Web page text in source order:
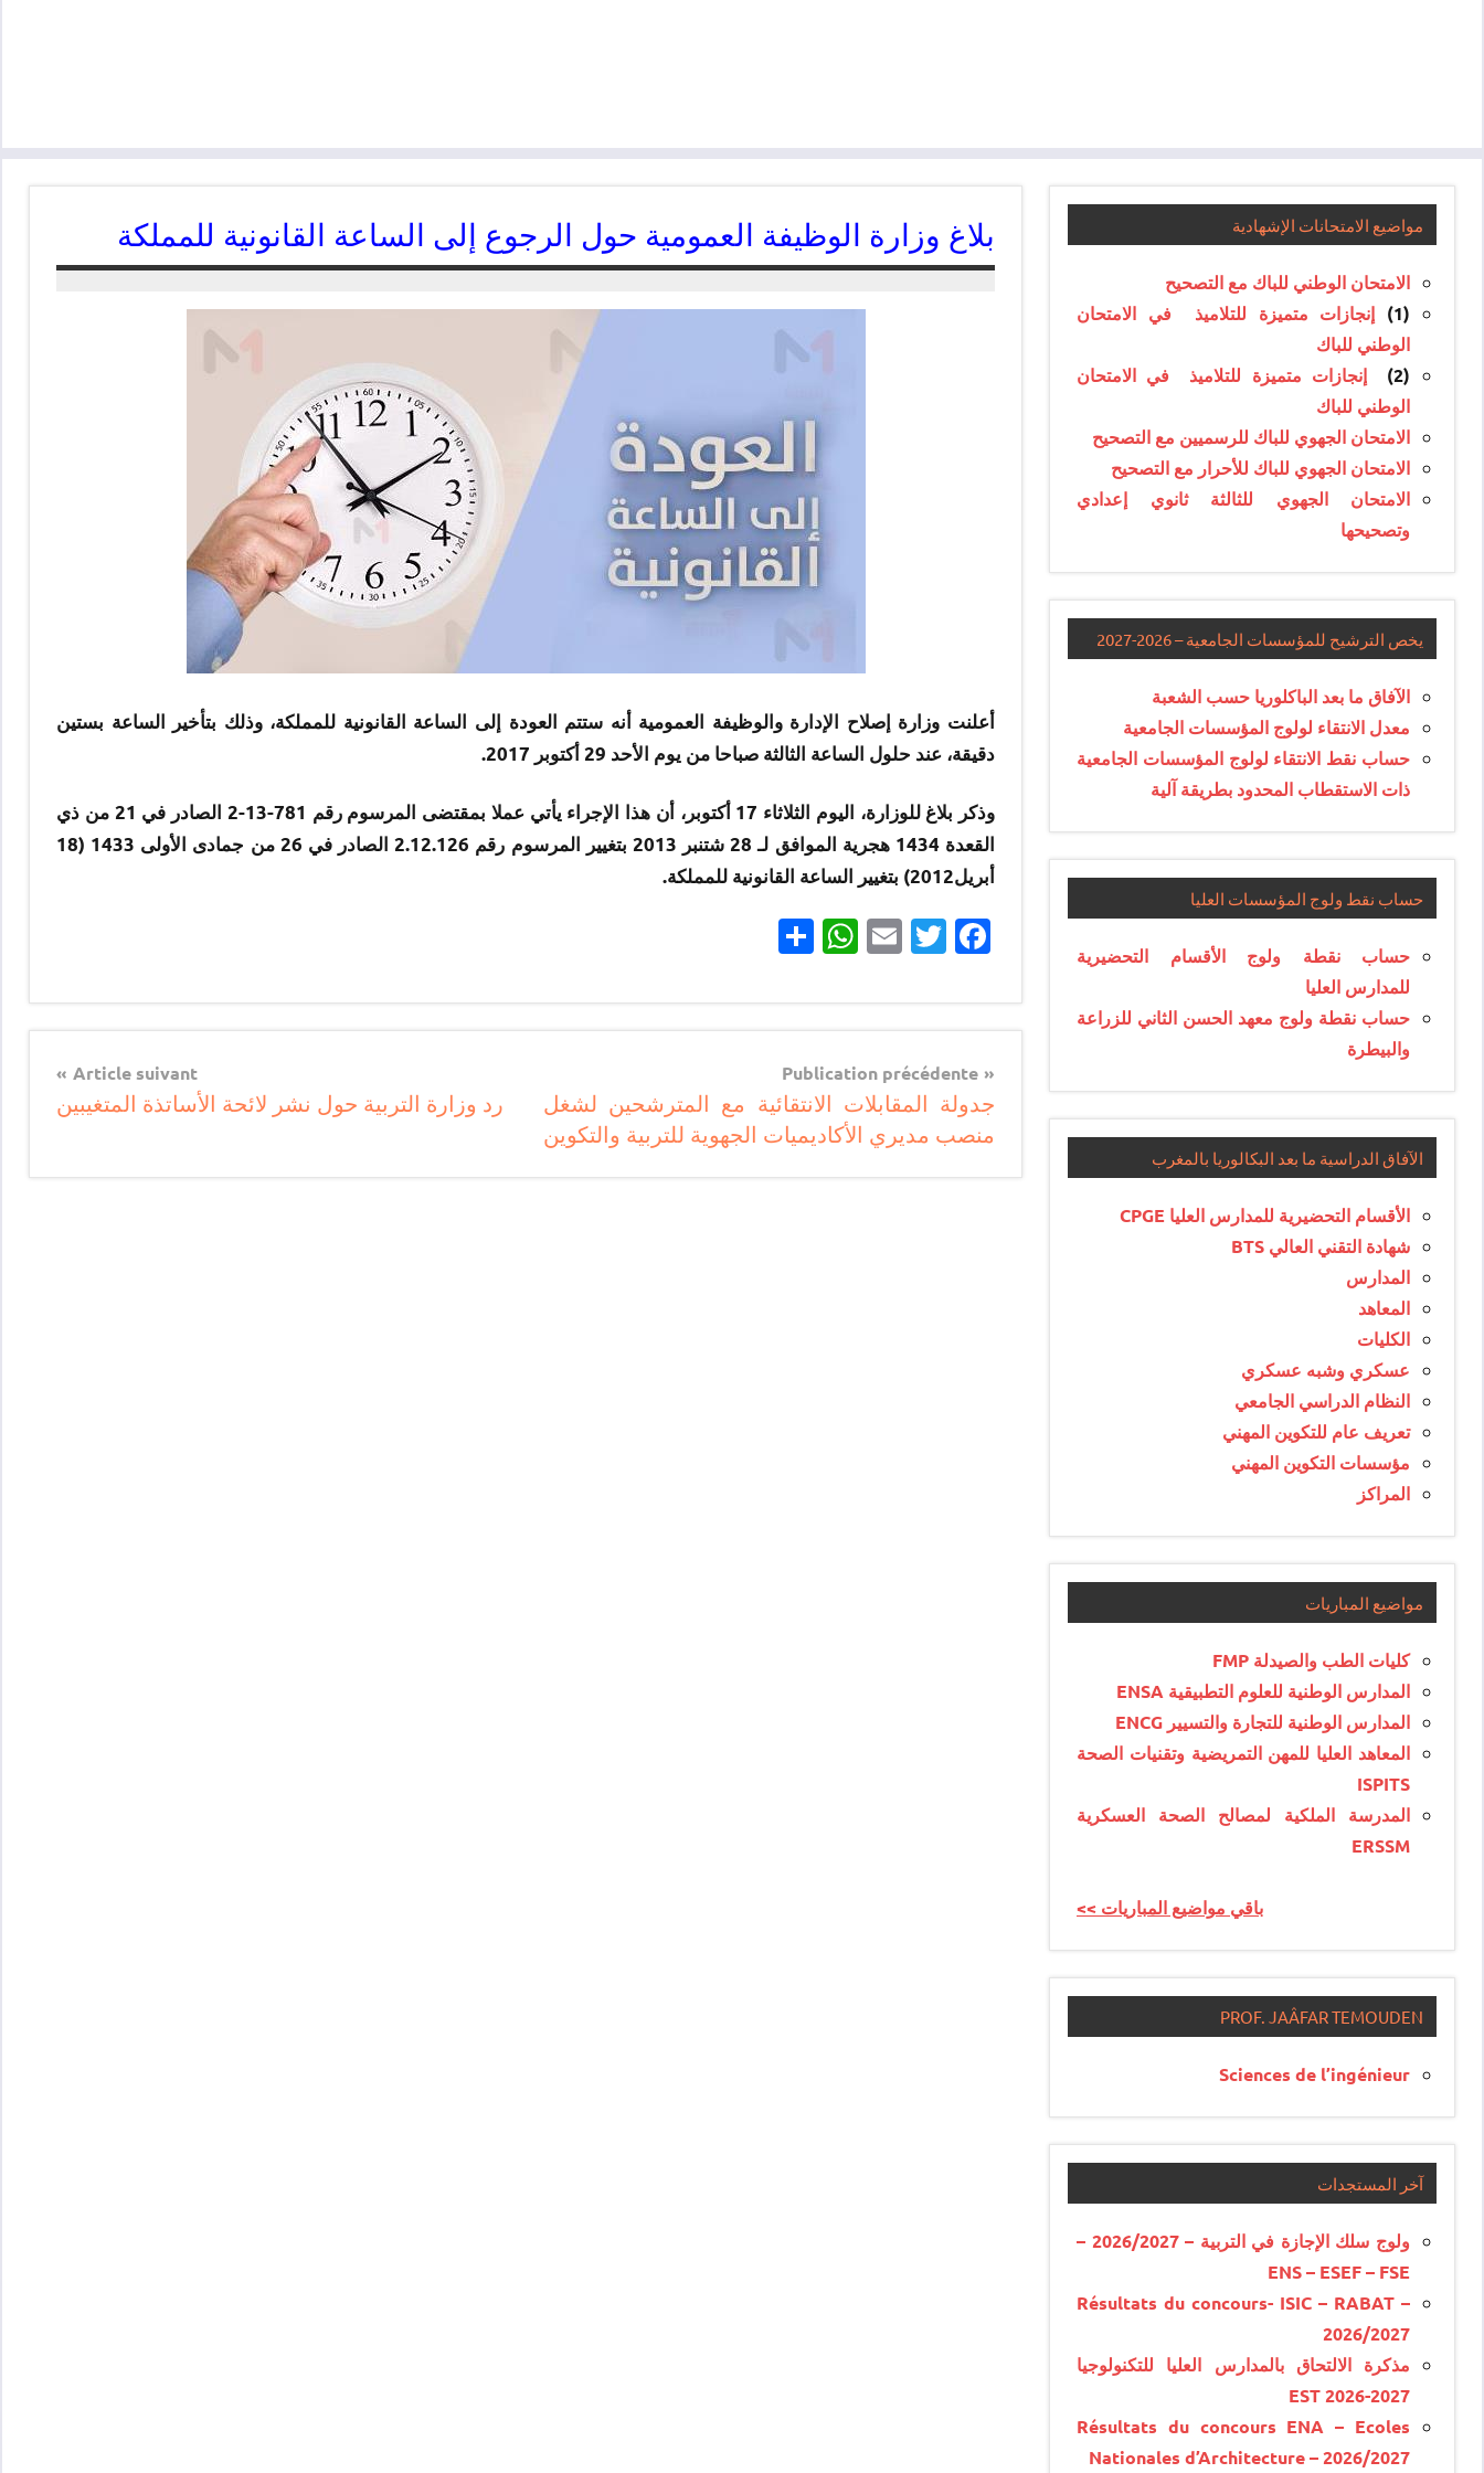
بلاغ وزارة الوظيفة العمومية حول الرجوع إلى الساعة القانونية للمملكة
أعلنت وزارة إصلاح الإدارة والوظيفة العمومية أنه ستتم العودة إلى الساعة القانونية للمملكة، وذلك بتأخير الساعة بستين
دقيقة، عند حلول الساعة الثالثة صباحا من يوم الأحد 29 أكتوبر 2017.
وذكر بلاغ للوزارة، اليوم الثلاثاء 17 أكتوبر، أن هذا الإجراء يأتي عملا بمقتضى المرسوم رقم 781-13-2 الصادر في 21 من ذي
القعدة 1434 هجرية الموافق لـ 28 شتنبر 2013 بتغيير المرسوم رقم 2.12.126 الصادر في 26 من جمادى الأولى 1433 (18
أبريل2012) بتغيير الساعة القانونية للمملكة.
Facebook
Twitter
Email
WhatsApp
Navigation
de
l’article
Publication précédente
جدولة المقابلات الانتقائية مع المترشحين لشغل
منصب مديري الأكاديميات الجهوية للتربية والتكوين
Article suivant
رد وزارة التربية حول نشر لائحة الأساتذة المتغيبين
مواضيع الامتحانات الإشهادية
الامتحان الوطني للباك مع التصحيح
(1)
إنجازات متميزة للتلاميذ في الامتحان
الوطني للباك
(2)
إنجازات متميزة للتلاميذ في الامتحان
الوطني للباك
الامتحان الجهوي للباك للرسميين مع التصحيح
الامتحان الجهوي للباك للأحرار مع التصحيح
الامتحان الجهوي للثالثة ثانوي إعدادي
وتصحيحها
يخص الترشيح للمؤسسات الجامعية – 2026-2027
الآفاق ما بعد الباكلوريا حسب الشعبة
معدل الانتقاء لولوج المؤسسات الجامعية
حساب نقط الانتقاء لولوج المؤسسات الجامعية
ذات الاستقطاب المحدود بطريقة آلية
حساب نقط ولوج المؤسسات العليا
حساب نقطة ولوج الأقسام التحضيرية
للمدارس العليا
حساب نقطة ولوج معهد الحسن الثاني للزراعة
والبيطرة
الآفاق الدراسية ما بعد البكالوريا بالمغرب
الأقسام التحضيرية للمدارس العليا CPGE
شهادة التقني العالي BTS
المدارس
المعاهد
الكليات
عسكري وشبه عسكري
النظام الدراسي الجامعي
تعريف عام للتكوين المهني
مؤسسات التكوين المهني
المراكز
مواضيع المباريات
كليات الطب والصيدلة FMP
المدارس الوطنية للعلوم التطبيقية ENSA
المدارس الوطنية للتجارة والتسيير ENCG
المعاهد العليا للمهن التمريضية وتقنيات الصحة
ISPITS
المدرسة الملكية لمصالح الصحة العسكرية
ERSSM
<< باقي مواضيع المباريات
PROF. JAÂFAR TEMOUDEN
Sciences de l’ingénieur
آخر المستجدات
ولوج سلك الإجازة في التربية – 2026/2027 –
ENS – ESEF – FSE
Résultats du concours- ISIC – RABAT –
2026/2027
مذكرة الالتحاق بالمدارس العليا للتكنولوجيا
EST 2026-2027
Résultats du concours ENA – Ecoles
Nationales d’Architecture – 2026/2027